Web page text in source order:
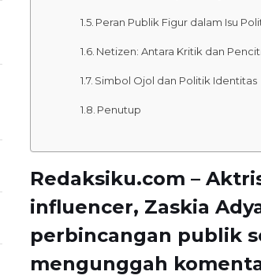
Peran Publik Figur dalam Isu
Netizen: Antara Kritik dan
Simbol Ojol dan Politik Identitas
Penutup
Redaksiku.com –
influencer, Zaskia
perbincangan publik
mengunggah